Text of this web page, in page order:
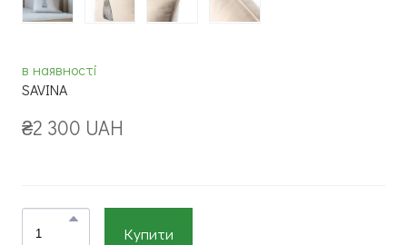
в наявності
SAVINA
₴2 300 UAH
Купити